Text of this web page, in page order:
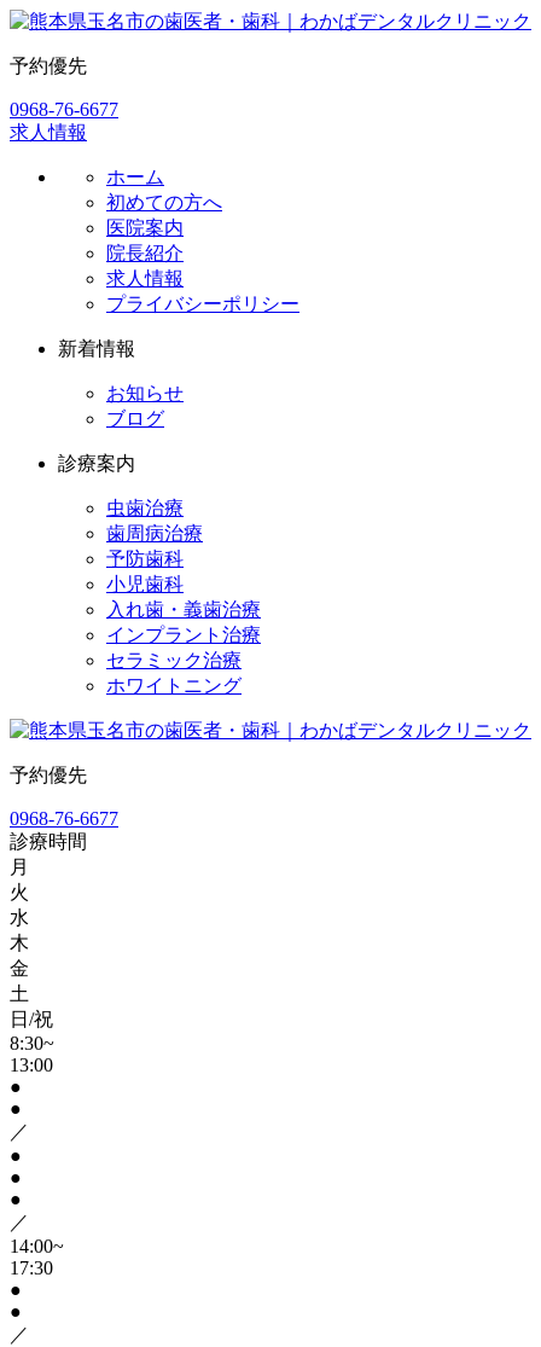
予約優先
0968-76-6677
求人情報
ホーム
初めての方へ
医院案内
院長紹介
求人情報
プライバシーポリシー
新着情報
お知らせ
ブログ
診療案内
虫歯治療
歯周病治療
予防歯科
小児歯科
入れ歯・義歯治療
インプラント治療
セラミック治療
ホワイトニング
予約優先
0968-76-6677
診療時間
月
火
水
木
金
土
日/祝
8:30~
13:00
●
●
／
●
●
●
／
14:00~
17:30
●
●
／